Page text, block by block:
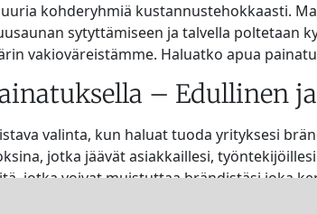
kohderyhmiä kustannustehokkaasti.
sytyttämiseen ja talvella poltetaan
vakioväreistämme. Haluatko apua
– Edullinen
valinta, kun haluat tuoda yrityksesi
jotka jäävät asiakkaillesi,
jotka voivat muistuttaa brändistäsi joka